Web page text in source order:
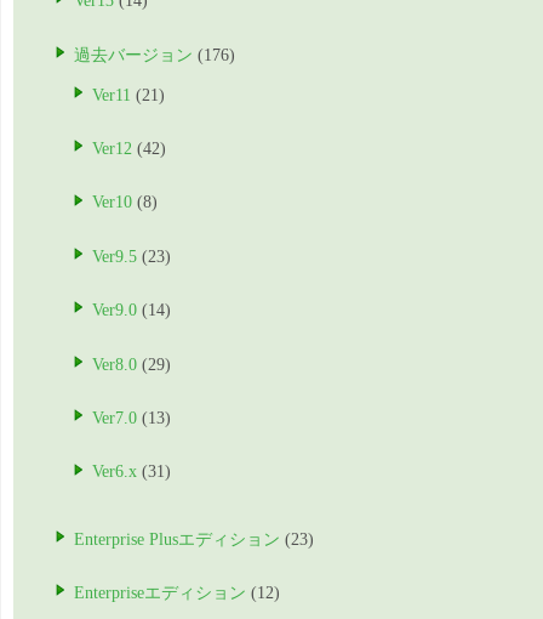
過去バージョン (176)
Ver11 (21)
Ver12 (42)
Ver10 (8)
Ver9.5 (23)
Ver9.0 (14)
Ver8.0 (29)
Ver7.0 (13)
Ver6.x (31)
Enterprise Plusエディション (23)
Enterpriseエディション (12)